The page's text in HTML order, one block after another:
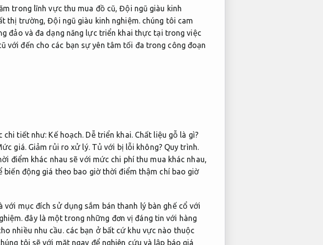
trong lĩnh vực thu mua đồ cũ,Đội ngũ giàu kinh
thị trường,Đội ngũ giàu kinh nghiệm.chúng tôi cam
đảo và đa dạng năng lực triển khai thực tại trong việc
với đến cho các bạn sự yên tâm tối đa trong công đoạn
chi tiết như: Kế hoạch. Dễ triển khai. Chất liệu gỗ là gì?
giá. Giảm rủi ro xử lý. Tủ với bị lỗi không? Quy trình.
điểm khác nhau sẽ với mức chi phí thu mua khác nhau,
biến động giá theo bao giờ thời điểm thậm chí bao giờ
với mục đích sử dụng sắm bán thanh lý bàn ghế cổ với
đây là một trong những đơn vị đáng tin với hàng
nhiều nhu cầu.các bạn ở bất cứ khu vực nào thuộc
tôi sẽ với mặt ngay để nghiên cứu và lập báo giá